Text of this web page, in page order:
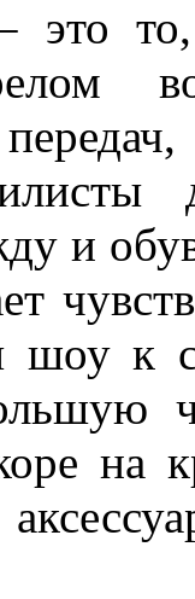
этото
передач
и
шоу к
на